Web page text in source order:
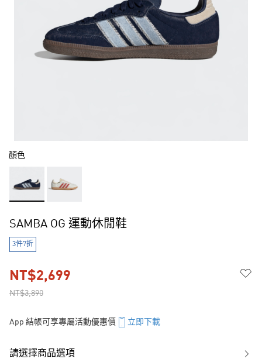
顏色
SAMBA OG 運動休閒鞋
3件7折
NT$3,890
NT$2,699
App 結帳可享專屬活動優惠價 立即下載
請選擇商品選項